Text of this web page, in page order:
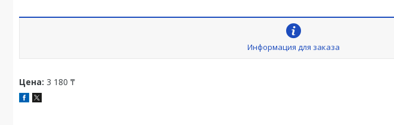
Информация для заказа
Цена: 3 180 ₸